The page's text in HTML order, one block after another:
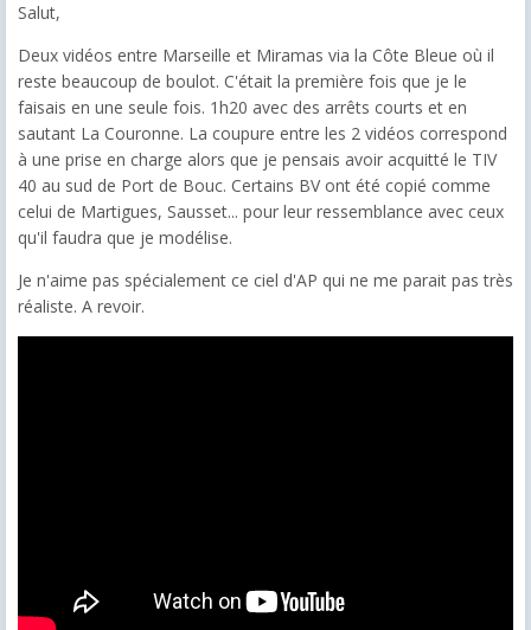
Salut,
Deux vidéos entre Marseille et Miramas via la Côte Bleue où il
reste beaucoup de boulot. C'était la première fois que je le
faisais en une seule fois. 1h20 avec des arrêts courts et en
sautant La Couronne. La coupure entre les 2 vidéos correspond
à une prise en charge alors que je pensais avoir acquitté le TIV
40 au sud de Port de Bouc. Certains BV ont été copié comme
celui de Martigues, Sausset... pour leur ressemblance avec ceux
qu'il faudra que je modélise.
Je n'aime pas spécialement ce ciel d'AP qui ne me parait pas très
réaliste. A revoir.